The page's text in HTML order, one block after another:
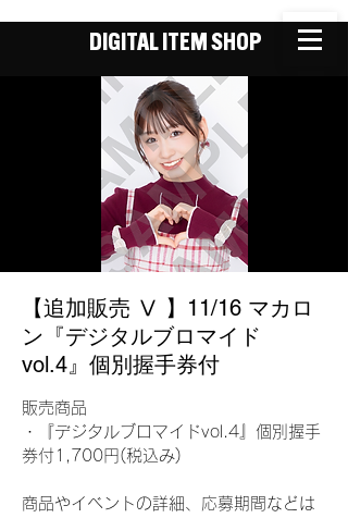
DIGITAL ITEM SHOP
【追加販売 Ⅴ 】11/16 マカロ
ン『デジタルブロマイド
vol.4』個別握手券付
販売商品
・『デジタルブロマイドvol.4』個別握手
券付1,700円(税込み)
商品やイベントの詳細、応募期間などは